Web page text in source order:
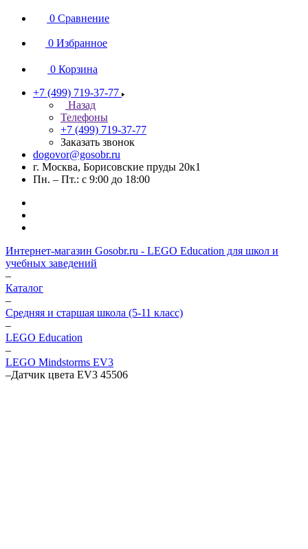
0 Сравнение
0 Избранное
0 Корзина
+7 (499) 719-37-77
Назад
Телефоны
+7 (499) 719-37-77
Заказать звонок
dogovor@gosobr.ru
г. Москва, Борисовские пруды 20к1
Пн. – Пт.: с 9:00 до 18:00
Интернет-магазин Gosobr.ru - LEGO Education для школ и
учебных заведений
–
Каталог
–
Средняя и старшая школа (5-11 класс)
–
LEGO Education
–
LEGO Mindstorms EV3
–Датчик цвета EV3 45506